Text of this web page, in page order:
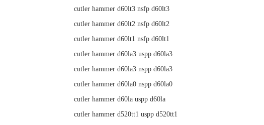
cutler hammer d60lt3 nsfp d60lt3
cutler hammer d60lt2 nsfp d60lt2
cutler hammer d60lt1 nsfp d60lt1
cutler hammer d60la3 uspp d60la3
cutler hammer d60la3 nspp d60la3
cutler hammer d60la0 nspp d60la0
cutler hammer d60la uspp d60la
cutler hammer d520tt1 uspp d520tt1